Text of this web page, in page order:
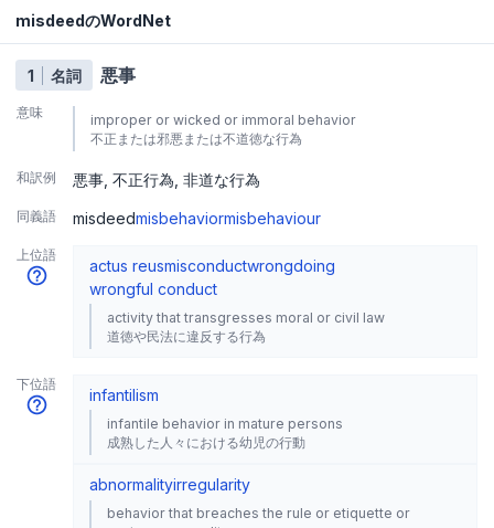
misdeedのWordNet
1 名詞 悪事
意味
improper or wicked or immoral behavior
不正または邪悪または不道徳な行為
和訳例 悪事 不正行為 非道な行為
同義語 misdeedmisbehaviormisbehaviour
上位語
actus reusmisconductwrongdoing
wrongful conduct
activity that transgresses moral or civil law
道徳や民法に違反する行為
下位語
infantilism
infantile behavior in mature persons
成熟した人々における幼児の行動
abnormalityirregularity
behavior that breaches the rule or etiquette or